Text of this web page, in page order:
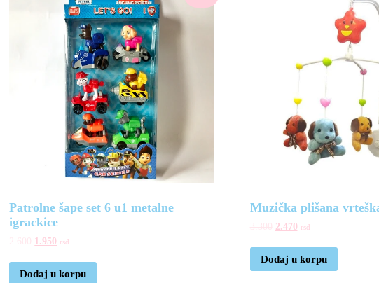
Patrolne šape set 6 u1 metalne
igrackice
1.950 rsd
Dodaj u korpu
Muzička plišana
2.470 rsd
Dodaj u korpu